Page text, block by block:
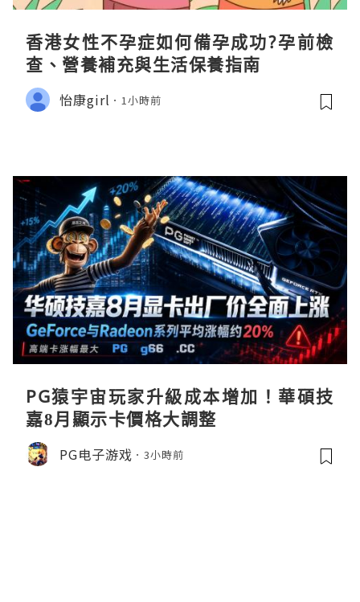
香港女性不孕症如何備孕成功?孕前檢
查、營養補充與生活保養指南
怡康girl 1小時前
PG猿宇宙玩家升級成本增加！華碩技
嘉8月顯示卡價格大調整
PG电子游戏 3小時前